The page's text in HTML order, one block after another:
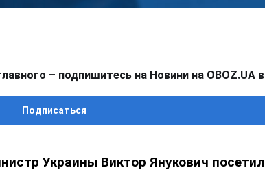
– подпишитесь на Новини на OBOZ.UA в
Подписаться
Украины Виктор Янукович посетил